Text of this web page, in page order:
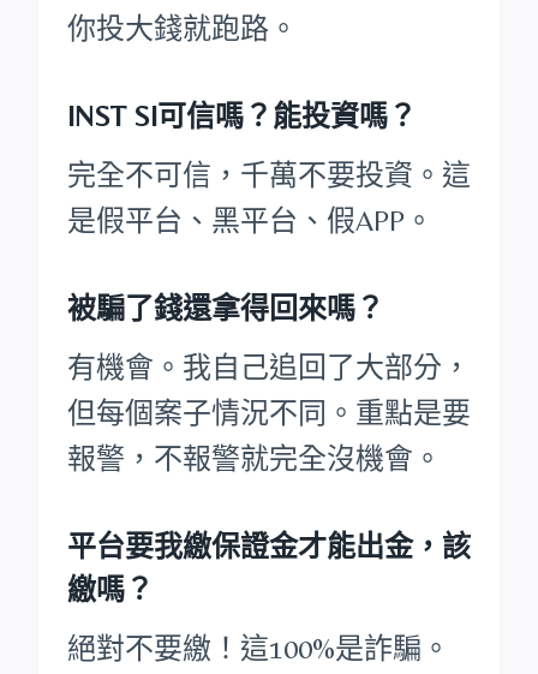
你投大錢就跑路。
INST SI可信嗎？能投資嗎？
完全不可信，千萬不要投資。這
是假平台、黑平台、假APP。
被騙了錢還拿得回來嗎？
有機會。我自己追回了大部分，
但每個案子情況不同。重點是要
報警，不報警就完全沒機會。
平台要我繳保證金才能出金，該
繳嗎？
絕對不要繳！這100%是詐騙。